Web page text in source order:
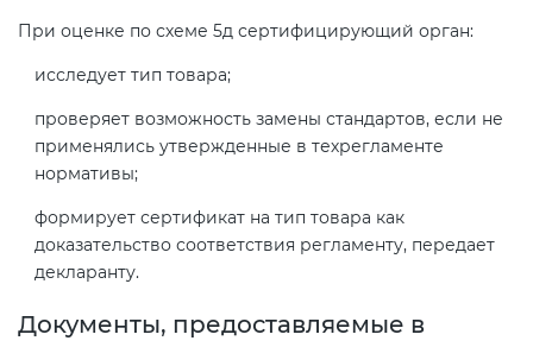
При оценке по схеме 5д сертифицирующий орган:
исследует тип товара;
проверяет возможность замены стандартов, если не
применялись утвержденные в техрегламенте
нормативы;
формирует сертификат на тип товара как
доказательство соответствия регламенту, передает
декларанту.
Документы, предоставляемые в